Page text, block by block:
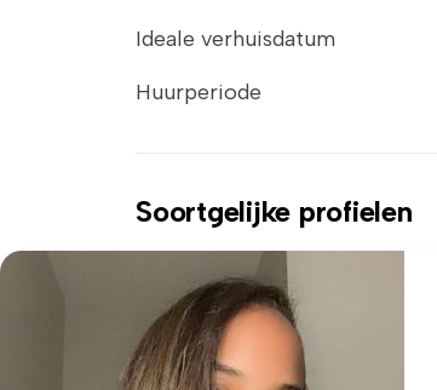
Ideale verhuisdatum
Huurperiode
Soortgelijke profielen